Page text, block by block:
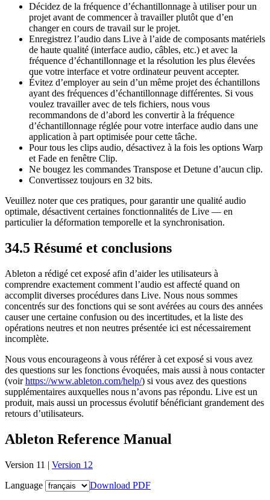
Décidez de la fréquence d’échantillonnage à utiliser pour un
projet avant de commencer à travailler plutôt que d’en
changer en cours de travail sur le projet.
Enregistrez l’audio dans Live à l’aide de composants matériels
de haute qualité (interface audio, câbles, etc.) et avec la
fréquence d’échantillonnage et la résolution les plus élevées
que votre interface et votre ordinateur peuvent accepter.
Évitez d’employer au sein d’un même projet des échantillons
ayant des fréquences d’échantillonnage différentes. Si vous
voulez travailler avec de tels fichiers, nous vous
recommandons de d’abord les convertir à la fréquence
d’échantillonnage réglée pour votre interface audio dans une
application à part optimisée pour cette tâche.
Pour tous les clips audio, désactivez à la fois les options Warp
et Fade en fenêtre Clip.
Ne bougez les commandes Transpose et Detune d’aucun clip.
Convertissez toujours en 32 bits.
Veuillez noter que ces pratiques, pour garantir une qualité audio
optimale, désactivent certaines fonctionnalités de Live — en
particulier la déformation temporelle et la synchronisation.
34.5 Résumé et conclusions
Ableton a rédigé cet exposé afin d’aider les utilisateurs à
comprendre exactement comment l’audio est affecté quand on
accomplit diverses procédures dans Live. Nous nous sommes
concentrés sur des fonctions qui se sont avérées au cours des années
causer une certaine confusion ou des incertitudes, et la liste des
opérations neutres et non neutres présentée ici est nécessairement
incomplète.
Nous vous encourageons à vous référer à cet exposé si vous avez
des questions sur les fonctions évoquées, mais aussi à nous contacter
(voirhttps://www.ableton.com/help/) si vous avez des questions
supplémentaires auxquelles nous n’avons pas répondu. Live est un
produit, mais aussi un processus évolutif bénéficiant grandement des
retours d’utilisateurs.
Ableton Reference Manual
Version 11 | Version 12
Language
Download PDF